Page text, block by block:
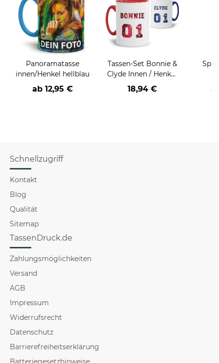
Panoramatasse
innen/Henkel hellblau
ab 12,95 €
Tassen-Set Bonnie &
Clyde Innen / Henkel
Rot & Blau
18,94 €
Schnellzugriff
Kontakt
Blog
Qualität
Sitemap
TassenDruck.de
Zahlungsmöglichkeiten
Versand
AGB
Impressum
Widerrufsrecht
Datenschutz
Barrierefreiheitserklärung